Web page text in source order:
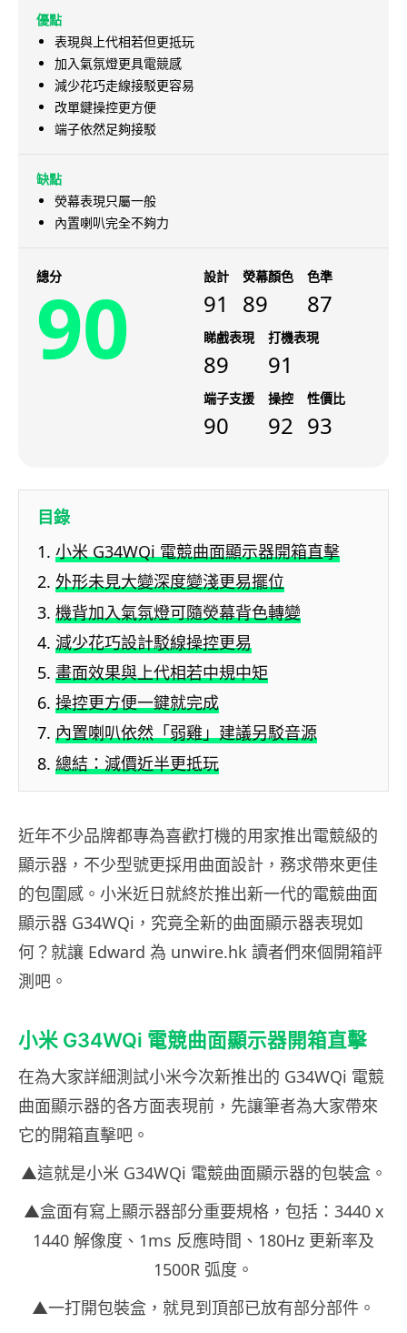
優點
表現與上代相若但更抵玩
加入氣氛燈更具電競感
減少花巧走線接駁更容易
改單鍵操控更方便
端子依然足夠接駁
缺點
熒幕表現只屬一般
內置喇叭完全不夠力
總分
90 設計
91
熒幕顏色
89
色準
87
睇戲表現
89
打機表現
91
端子支援
90
操控
92
性價比
93
目錄
小米 G34WQi 電競曲面顯示器開箱直擊
外形未見大變深度變淺更易擺位
機背加入氣氛燈可隨熒幕背色轉變
減少花巧設計駁線操控更易
畫面效果與上代相若中規中矩
操控更方便一鍵就完成
內置喇叭依然「弱雞」建議另駁音源
總結：減價近半更抵玩
近年不少品牌都專為喜歡打機的用家推出電競級的
顯示器，不少型號更採用曲面設計，務求帶來更佳
的包圍感。小米近日就終於推出新一代的電競曲面
顯示器 G34WQi，究竟全新的曲面顯示器表現如
何？就讓 Edward 為 unwire.hk 讀者們來個開箱評
測吧。
小米 G34WQi 電競曲面顯示器開箱直擊
在為大家詳細測試小米今次新推出的 G34WQi 電競
曲面顯示器的各方面表現前，先讓筆者為大家帶來
它的開箱直擊吧。
▲這就是小米 G34WQi 電競曲面顯示器的包裝盒。
▲盒面有寫上顯示器部分重要規格，包括：3440 x
1440 解像度、1ms 反應時間、180Hz 更新率及
1500R 弧度。
▲一打開包裝盒，就見到頂部已放有部分部件。